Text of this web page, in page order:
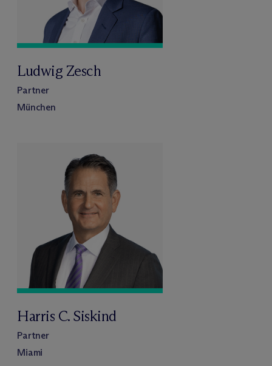
Ludwig Zesch
Partner
München
Harris C. Siskind
Partner
Miami